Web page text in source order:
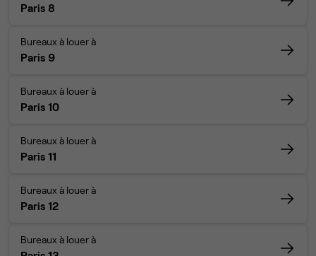
Paris 8
Bureaux à louer à
Paris 9
Bureaux à louer à
Paris 10
Bureaux à louer à
Paris 11
Bureaux à louer à
Paris 12
Bureaux à louer à